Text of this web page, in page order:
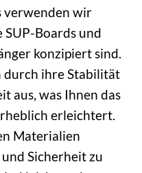
verwenden wir
Boards und
konzipiert sind.
durch ihre Stabilität
aus, was Ihnen das
erleichtert.
Materialien
Sicherheit zu